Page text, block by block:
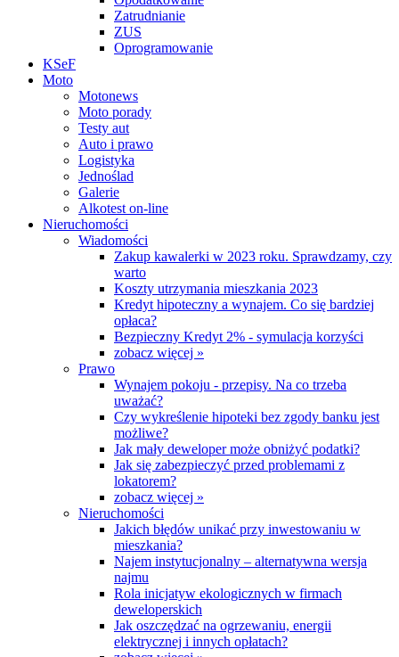
Zatrudnianie
ZUS
Oprogramowanie
KSeF
Moto
Motonews
Moto porady
Testy aut
Auto i prawo
Logistyka
Jednoślad
Galerie
Alkotest on-line
Nieruchomości
Wiadomości
Zakup kawalerki w 2023 roku. Sprawdzamy, czy
warto
Koszty utrzymania mieszkania 2023
Kredyt hipoteczny a wynajem. Co się bardziej
opłaca?
Bezpieczny Kredyt 2% - symulacja korzyści
zobacz więcej »
Prawo
Wynajem pokoju - przepisy. Na co trzeba
uważać?
Czy wykreślenie hipoteki bez zgody banku jest
możliwe?
Jak mały deweloper może obniżyć podatki?
Jak się zabezpieczyć przed problemami z
lokatorem?
zobacz więcej »
Nieruchomości
Jakich błędów unikać przy inwestowaniu w
mieszkania?
Najem instytucjonalny – alternatywna wersja
najmu
Rola inicjatyw ekologicznych w firmach
deweloperskich
Jak oszczędzać na ogrzewaniu, energii
elektrycznej i innych opłatach?